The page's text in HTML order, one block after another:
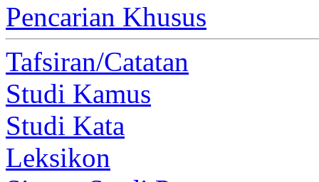
Pencarian Khusus
Tafsiran/Catatan
Studi Kamus
Studi Kata
Leksikon